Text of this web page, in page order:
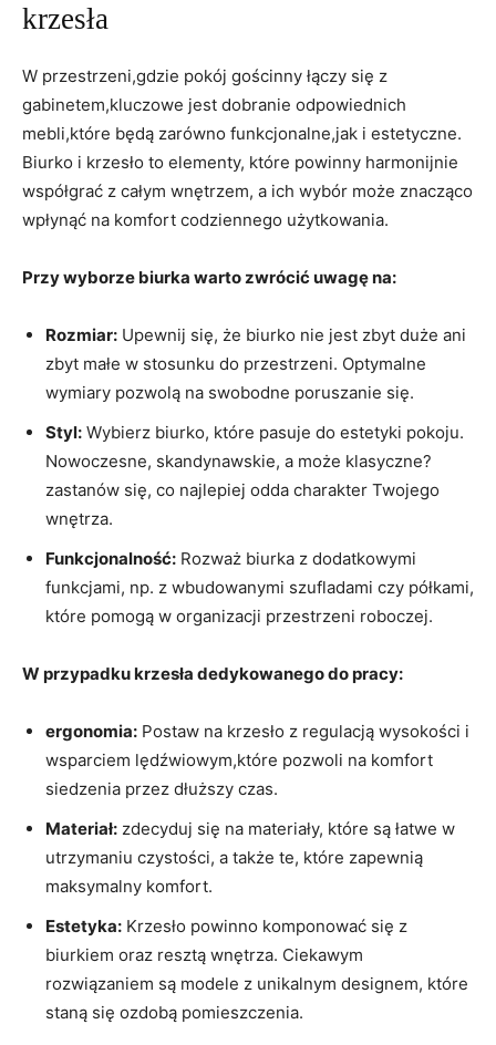
krzesła
W przestrzeni,gdzie pokój gościnny łączy się z
gabinetem,kluczowe jest dobranie odpowiednich
mebli,które będą zarówno funkcjonalne,jak i estetyczne.
Biurko i krzesło to elementy, które powinny harmonijnie
współgrać z całym wnętrzem, a ich wybór może znacząco
wpłynąć na komfort codziennego użytkowania.
Przy wyborze biurka warto zwrócić uwagę na:
Rozmiar: Upewnij się, że biurko nie jest zbyt duże ani
zbyt małe w stosunku do przestrzeni. Optymalne
wymiary pozwolą na swobodne poruszanie się.
Styl: Wybierz biurko, które pasuje do estetyki pokoju.
Nowoczesne, skandynawskie, a może klasyczne?
zastanów się, co najlepiej odda charakter Twojego
wnętrza.
Funkcjonalność: Rozważ biurka z dodatkowymi
funkcjami, np. z wbudowanymi szufladami czy półkami,
które pomogą w organizacji przestrzeni roboczej.
W przypadku krzesła dedykowanego do pracy:
ergonomia: Postaw na krzesło z regulacją wysokości i
wsparciem lędźwiowym,które pozwoli na komfort
siedzenia przez dłuższy czas.
Materiał: zdecyduj się na materiały, które są łatwe w
utrzymaniu czystości, a także te, które zapewnią
maksymalny komfort.
Estetyka: Krzesło powinno komponować się z
biurkiem oraz resztą wnętrza. Ciekawym
rozwiązaniem są modele z unikalnym designem, które
staną się ozdobą pomieszczenia.